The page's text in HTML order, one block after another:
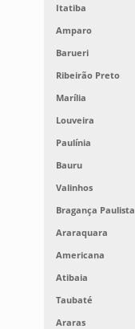
Itatiba
Amparo
Barueri
Ribeirão Preto
Marília
Louveira
Paulínia
Bauru
Valinhos
Bragança Paulista
Araraquara
Americana
Atibaia
Taubaté
Araras